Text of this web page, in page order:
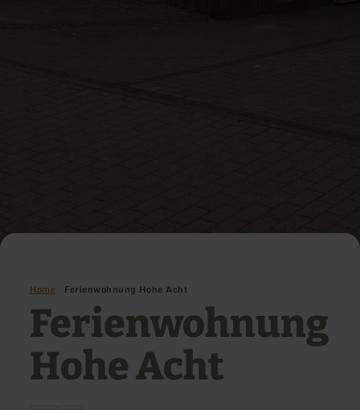
Home Ferienwohnung Hohe Acht
Ferienwohnung
Hohe Acht